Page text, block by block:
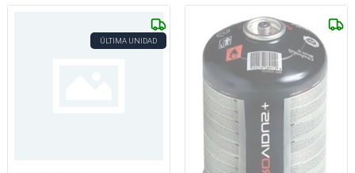
ÚLTIMA UNIDAD